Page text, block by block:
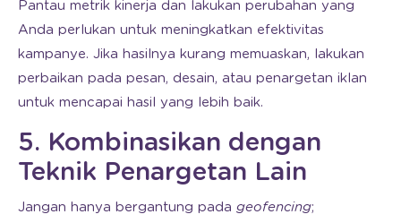
Pantau metrik kinerja dan lakukan perubahan yang
Anda perlukan untuk meningkatkan efektivitas
kampanye. Jika hasilnya kurang memuaskan, lakukan
perbaikan pada pesan, desain, atau penargetan iklan
untuk mencapai hasil yang lebih baik.
5. Kombinasikan dengan
Teknik Penargetan Lain
Jangan hanya bergantung pada geofencing;